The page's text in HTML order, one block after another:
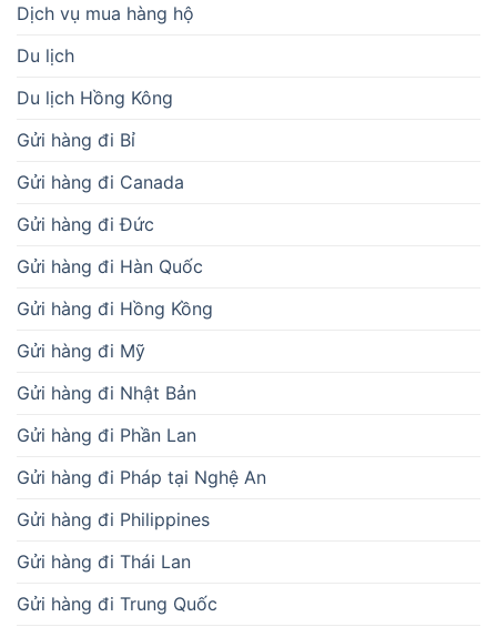
Dịch vụ mua hàng hộ
Du lịch
Du lịch Hồng Kông
Gửi hàng đi Bỉ
Gửi hàng đi Canada
Gửi hàng đi Đức
Gửi hàng đi Hàn Quốc
Gửi hàng đi Hồng Kồng
Gửi hàng đi Mỹ
Gửi hàng đi Nhật Bản
Gửi hàng đi Phần Lan
Gửi hàng đi Pháp tại Nghệ An
Gửi hàng đi Philippines
Gửi hàng đi Thái Lan
Gửi hàng đi Trung Quốc